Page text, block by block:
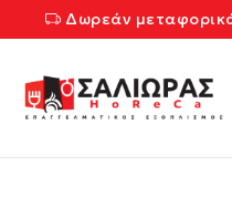
Δωρεάν